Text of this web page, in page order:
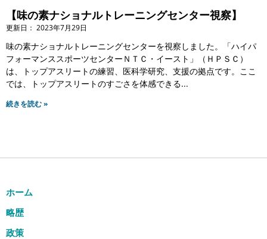
【味の素ナショナルトレーニングセンター視察】
2023年7月29日
味の素ナショナルトレーニングセンターを視察しました。「ハイパ
フォーマンススポーツセンターＮＴＣ・イースト」（ＨＰＳＣ）
は、トップアスリートの練習、医科学研究、支援の拠点です。ここ
では、トップアスリートのすごさを体感できる
続きを読む »
ホーム
略歴
政策